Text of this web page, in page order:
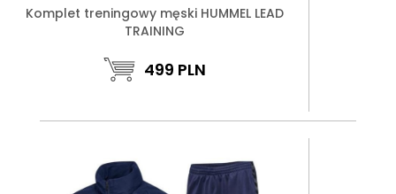
Komplet treningowy męski HUMMEL LEAD
TRAINING
499 PLN